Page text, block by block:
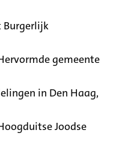
Burgerlijk
gemeente
in Den Haag,
Joodse